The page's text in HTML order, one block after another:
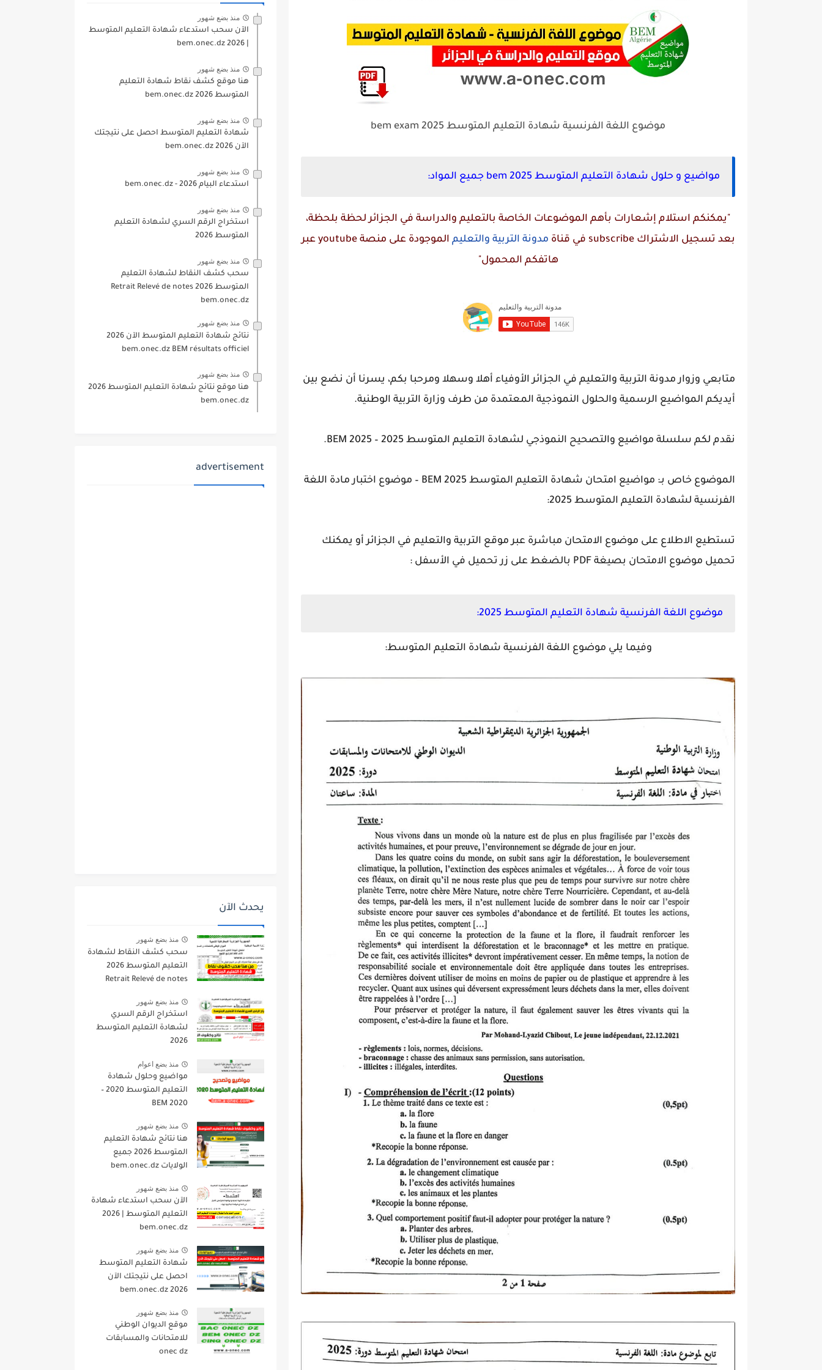
موضوع اللغة الفرنسية شهادة التعليم المتوسط 2025 bem exam
مواضيع و حلول شهادة التعليم المتوسط 2025 bem جميع المواد:
"يمكنكم استلام إشعارات بأهم الموضوعات الخاصة بالتعليم والدراسة في الجزائر لحظة بلحظة،
بعد تسجيل الاشتراكsubscribe في قناة مدونة التربية والتعليم الموجودة على منصةyoutube عبر
هاتفكم المحمول"
متابعي وزوار مدونة التربية والتعليم في الجزائر الأوفياء أهلا وسهلا ومرحبا بكم، يسرنا أن نضع بين
أيديكم المواضيع الرسمية والحلول النموذجية المعتمدة من طرف وزارة التربية الوطنية.
نقدم لكم سلسلة مواضيع والتصحيح النموذجي لشهادة التعليم المتوسط 2025 – BEM 2025.
الموضوع خاص بـ: مواضيع امتحان شهادة التعليم المتوسط 2025 BEM – موضوع اختبار مادة اللغة
الفرنسية لشهادة التعليم المتوسط 2025:
تستطيع الاطلاع على موضوع الامتحان مباشرة عبر موقع التربية والتعليم في الجزائر أو يمكنك
تحميل موضوع الامتحان بصيغة PDF بالضغط على زر تحميل في الأسفل :
موضوع اللغة الفرنسية شهادة التعليم المتوسط 2025:
وفيما يلي موضوع اللغة الفرنسية شهادة التعليم المتوسط:
منذ بضع شهور
الآن سحب استدعاء شهادة التعليم المتوسط
منذ بضع شهور
هنا موقع كشف نقاط شهادة التعليم
المتوسط 2026 bem.onec.dz
منذ بضع شهور
شهادة التعليم المتوسط احصل على نتيجتك
الآن bem.onec.dz 2026
منذ بضع شهور
استدعاء البيام 2026 - bem.onec.dz
منذ بضع شهور
استخراج الرقم السري لشهادة التعليم
المتوسط 2026
منذ بضع شهور
سحب كشف النقاط لشهادة التعليم
المتوسط 2026 Retrait Relevé de notes
bem.onec.dz
منذ بضع شهور
نتائج شهادة التعليم المتوسط الآن 2026
bem.onec.dz BEM résultats officiel
منذ بضع شهور
هنا موقع نتائج شهادة التعليم المتوسط 2026
bem.onec.dz
advertisement
يحدث الآن
منذ بضع شهور
سحب كشف النقاط لشهادة
التعليم المتوسط 2026
Retrait Relevé de notes
منذ بضع شهور
استخراج الرقم السري
لشهادة التعليم المتوسط
2026
منذ بضع اعوام
مواضيع وحلول شهادة
التعليم المتوسط 2020 –
BEM 2020
منذ بضع شهور
هنا نتائج شهادة التعليم
المتوسط 2026 جميع
الولايات bem.onec.dz
منذ بضع شهور
الآن سحب استدعاء شهادة
التعليم المتوسط | 2026
bem.onec.dz
منذ بضع شهور
شهادة التعليم المتوسط
احصل على نتيجتك الآن
bem.onec.dz 2026
منذ بضع شهور
موقع الديوان الوطني
للامتحانات والمسابقات
onec dz